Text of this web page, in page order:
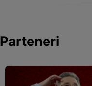
Parteneri